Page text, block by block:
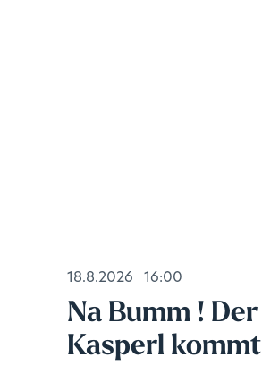
18.8.2026 16:00
Na Bumm ! Der
Kasperl kommt